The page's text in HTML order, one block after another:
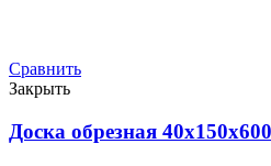
Сравнить
Закрыть
Доска обрезная